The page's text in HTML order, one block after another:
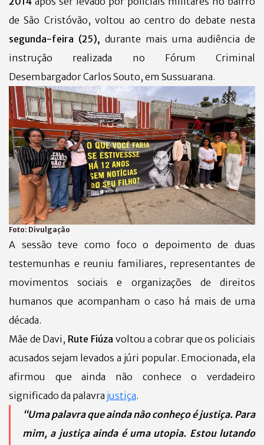
de São Cristóvão, voltou ao centro do debate nesta
segunda-feira (25), durante mais uma audiência de
instrução realizada no Fórum Criminal
Desembargador Carlos Souto, em Sussuarana.
Foto: Divulgação
A sessão teve como foco o depoimento de duas
testemunhas e reuniu familiares, representantes de
movimentos sociais e organizações de direitos
humanos que acompanham o caso há mais de uma
década.
Mãe de Davi, Rute Fiúza voltou a cobrar que os policiais
acusados sejam levados a júri popular. Emocionada, ela
afirmou que ainda não conhece o verdadeiro
significado da palavra justiça.
“Uma palavra que ainda não conheço é justiça. Para
mim, a justiça ainda é uma utopia. Estou lutando